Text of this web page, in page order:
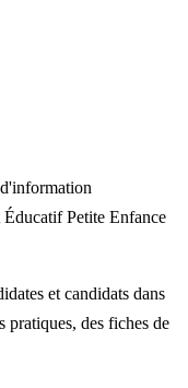
Petite Enfance
et candidats dans
pratiques, des fiches de